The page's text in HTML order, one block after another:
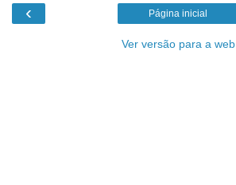
‹ Página inicial
Ver versão para a web